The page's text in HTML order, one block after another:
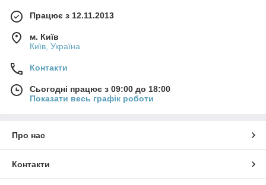
Працює з 12.11.2013
м. Київ
Київ, Україна
Контакти
Сьогодні працює з 09:00 до 18:00
Показати весь графік роботи
Про нас
Контакти